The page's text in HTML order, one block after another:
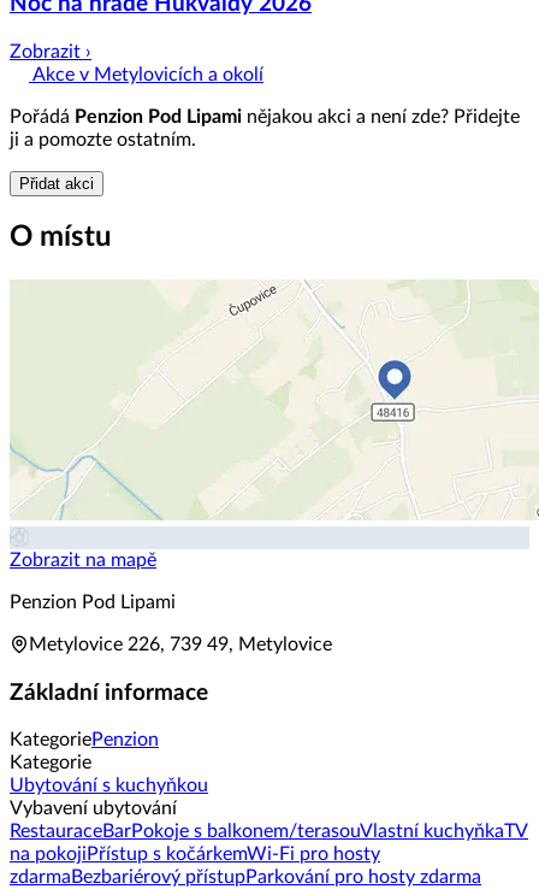
Noc na hradě Hukvaldy 2026
Zobrazit ›
Akce v Metylovicích a okolí
Pořádá Penzion Pod Lipami nějakou akci a není zde? Přidejte
ji a pomozte ostatním.
Přidat akci
O místu
Zobrazit na mapě
Penzion Pod Lipami
Metylovice 226, 739 49, Metylovice
Základní informace
KategoriePenzion
Kategorie
Ubytování s kuchyňkou
Vybavení ubytování
RestauraceBarPokoje s balkonem/terasouVlastní kuchyňkaTV
na pokoji Přístup s kočárkemWi-Fi pro hosty
zdarma Bezbariérový přístupParkování pro hosty zdarma